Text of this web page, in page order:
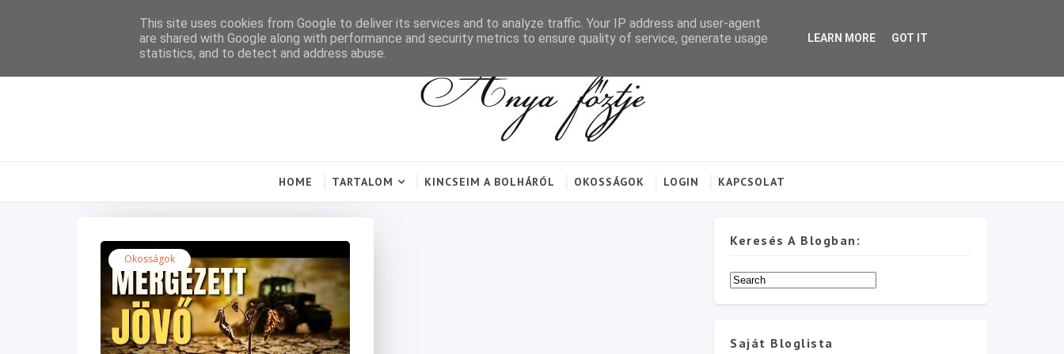
HOME TARTALOM KINCSEIM A BOLHÁRÓL OKOSSÁGOK LOGIN KAPCSOLAT
Okosságok
Keresés A Blogban:
Saját Bloglista
This site uses cookies from Google to deliver its services and to analyze traffic. Your IP address and user-agent
are shared with Google along with performance and security metrics to ensure quality of service, generate usage
statistics, and to detect and address abuse.
LEARN MORE GOT IT